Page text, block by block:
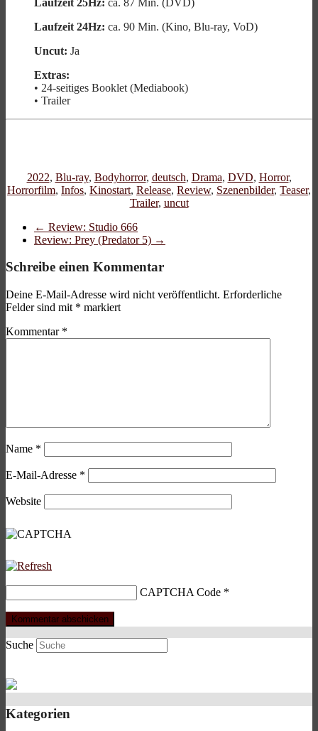
Laufzeit 24Hz: ca. 90 Min. (Kino, Blu-ray, VoD)
Uncut: Ja
Extras:
• 24-seitiges Booklet (Mediabook)
• Trailer
2022, Blu-ray, Bodyhorror, deutsch, Drama, DVD, Horror,
Horrorfilm, Infos, Kinostart, Release, Review, Szenenbilder, Teaser,
Trailer, uncut
← Review: Studio 666
Review: Prey (Predator 5) →
Schreibe einen Kommentar
Deine E-Mail-Adresse wird nicht veröffentlicht. Erforderliche
Felder sind mit * markiert
Kommentar *
Name *
E-Mail-Adresse *
Website
CAPTCHA Code *
Suche
Kategorien